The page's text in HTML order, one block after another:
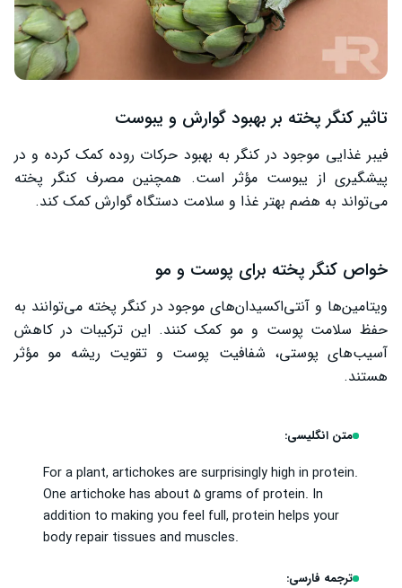
تاثیر کنگر پخته بر بهبود گوارش و یبوست
فیبر غذایی موجود در کنگر به بهبود حرکات روده کمک کرده و در
پیشگیری از یبوست مؤثر است. همچنین مصرف کنگر پخته
می‌تواند به هضم بهتر غذا و سلامت دستگاه گوارش کمک کند.
خواص کنگر پخته برای پوست و مو
ویتامین‌ها و آنتی‌اکسیدان‌های موجود در کنگر پخته می‌توانند به
حفظ سلامت پوست و مو کمک کنند. این ترکیبات در کاهش
آسیب‌های پوستی، شفافیت پوست و تقویت ریشه مو مؤثر
هستند.
متن انگلیسی:
For a plant, artichokes are surprisingly high in protein.
One artichoke has about 5 grams of protein. In
addition to making you feel full, protein helps your
body repair tissues and muscles.
ترجمه فارسی: